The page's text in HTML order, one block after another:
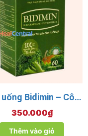
Viên uống Bidimin – Công ty cổ phần Bảo Dược Nhất Tâm
350.000₫
Thêm vào giỏ